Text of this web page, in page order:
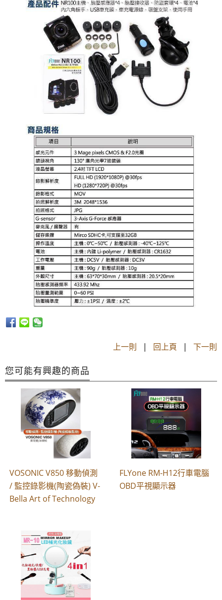
上一則 | 回上頁 | 下一則
您可能有興趣的商品
VOSONIC V850 移動偵測
/ 監控錄影機(陶瓷偽裝) V-
Bella Art of Technology
FLYone RM-H12行車電腦
OBD平視顯示器